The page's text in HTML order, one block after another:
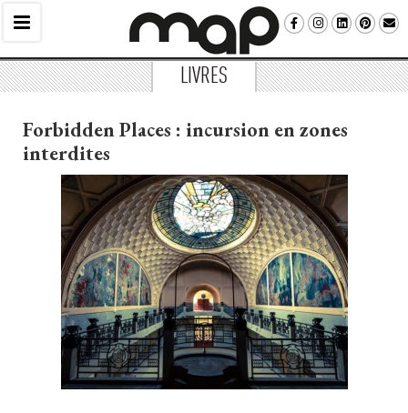
LIVRES
Forbidden Places : incursion en zones
interdites